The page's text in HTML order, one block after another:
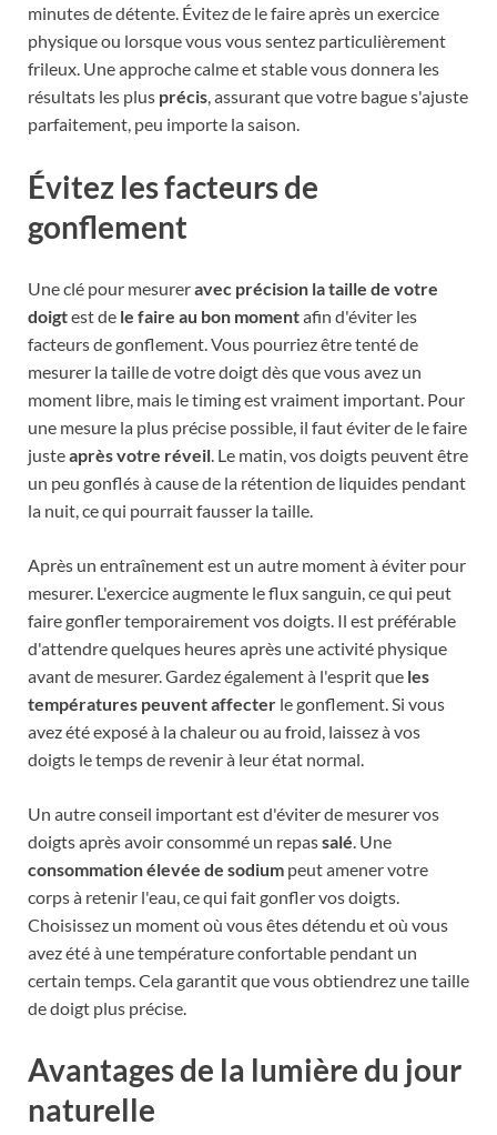
minutes de détente. Évitez de le faire après un exercice
physique ou lorsque vous vous sentez particulièrement
frileux. Une approche calme et stable vous donnera les
résultats les plus précis, assurant que votre bague s'ajuste
parfaitement, peu importe la saison.
Évitez les facteurs de
gonflement
Une clé pour mesureravec précision la taille de votre
doigtest de le faire au bon momentafin d'éviter les
facteurs de gonflement. Vous pourriez être tenté de
mesurer la taille de votre doigt dès que vous avez un
moment libre, mais le timing est vraiment important. Pour
une mesure la plus précise possible, il faut éviter de le faire
justeaprès votre réveil. Le matin, vos doigts peuvent être
un peu gonflés à cause de la rétention de liquides pendant
la nuit, ce qui pourrait fausser la taille.
Après un entraînement est un autre moment à éviter pour
mesurer. L'exercice augmente le flux sanguin, ce qui peut
faire gonfler temporairement vos doigts. Il est préférable
d'attendre quelques heures après une activité physique
avant de mesurer. Gardez également à l'esprit que les
températures peuvent affecter le gonflement. Si vous
avez été exposé à la chaleur ou au froid, laissez à vos
doigts le temps de revenir à leur état normal.
Un autre conseil important est d'éviter de mesurer vos
doigts après avoir consommé un repassalé. Une
consommation élevée de sodium peut amener votre
corps à retenir l'eau, ce qui fait gonfler vos doigts.
Choisissez un moment où vous êtes détendu et où vous
avez été à une température confortable pendant un
certain temps. Cela garantit que vous obtiendrez une taille
de doigt plus précise.
Avantages de la lumière du jour
naturelle